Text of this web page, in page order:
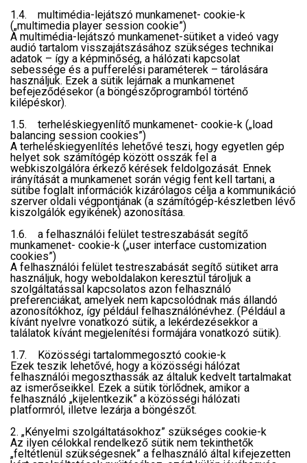
1.4. multimédia-lejátszó munkamenet- cookie-k
(„multimedia player session cookie”)
A multimédia-lejátszó munkamenet-sütiket a videó vagy
audió tartalom visszajátszásához szükséges technikai
adatok – így a képminőség, a hálózati kapcsolat
sebessége és a pufferelési paraméterek – tárolására
használjuk. Ezek a sütik lejárnak a munkamenet
befejeződésekor (a böngészőprogramból történő
kilépéskor).
1.5. terheléskiegyenlítő munkamenet- cookie-k („load
balancing session cookies”)
A terheléskiegyenlítés lehetővé teszi, hogy egyetlen gép
helyet sok számítógép között osszák fel a
webkiszolgálóra érkező kérések feldolgozását. Ennek
irányítását a munkamenet során végig fent kell tartani, a
sütibe foglalt információk kizárólagos célja a kommunikáció
szerver oldali végpontjának (a számítógép-készletben lévő
kiszolgálók egyikének) azonosítása.
1.6. a felhasználói felület testreszabását segítő
munkamenet- cookie-k („user interface customization
cookies”)
A felhasználói felület testreszabását segítő sütiket arra
használjuk, hogy weboldalakon keresztül tároljuk a
szolgáltatással kapcsolatos azon felhasználó
preferenciákat, amelyek nem kapcsolódnak más állandó
azonosítókhoz, így például felhasználónévhez. (Például a
kívánt nyelvre vonatkozó sütik, a lekérdezésekkor a
találatok kívánt megjelenítési formájára vonatkozó sütik).
1.7. Közösségi tartalommegosztó cookie-k
Ezek teszik lehetővé, hogy a közösségi hálózat
felhasználói megoszthassák az általuk kedvelt tartalmakat
az ismerőseikkel. Ezek a sütik törlődnek, amikor a
felhasználó „kijelentkezik” a közösségi hálózati
platformról, illetve lezárja a böngészőt.
2. „Kényelmi szolgáltatásokhoz” szükséges cookie-k
Az ilyen célokkal rendelkező sütik nem tekinthetők
„feltétlenül szükségesnek” a felhasználó által kifejezetten